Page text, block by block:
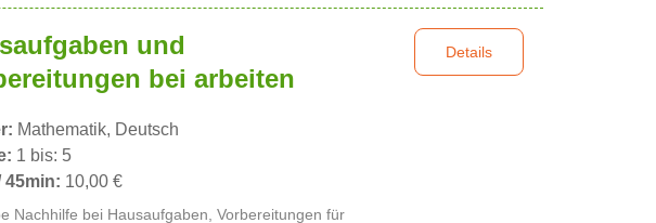
und
bei arbeiten
Mathematik, Deutsch
1 bis: 5
45min: 10,00 €
Nachhilfe bei Hausaufgaben, Vorbereitungen für
Details